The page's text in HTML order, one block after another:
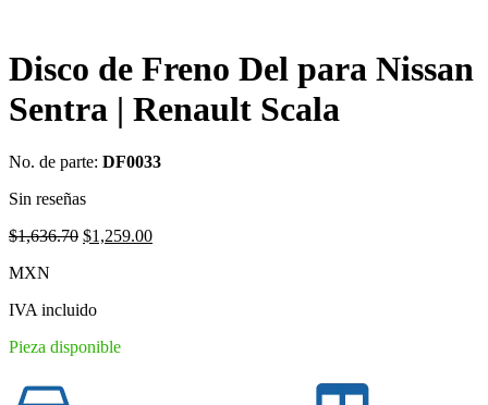
Disco de Freno Del para Nissan
Sentra | Renault Scala
No. de parte: DF0033
Sin reseñas
$1,636.70 Original
$1,259.00Current
MXN
IVA incluido
Pieza disponible